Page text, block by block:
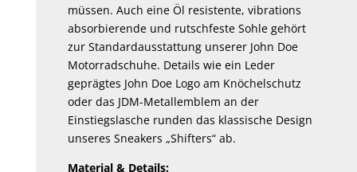
müssen. Auch eine Öl resistente, vibrations
absorbierende und rutschfeste Sohle gehört
zur Standardausstattung unserer John Doe
Motorradschuhe. Details wie ein Leder
geprägtes John Doe Logo am Knöchelschutz
oder das JDM-Metallemblem an der
Einstiegslasche runden das klassische Design
unseres Sneakers „Shifters“ ab.
Material & Details: